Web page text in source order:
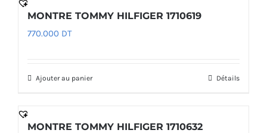
MONTRE TOMMY HILFIGER 1710619
770.000 DT
Ajouter au panier Détails
MONTRE TOMMY HILFIGER 1710632